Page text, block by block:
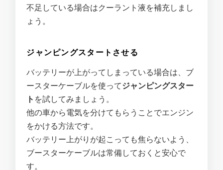
不足している場合はクーラント液を補充しまし
ょう。
ジャンピングスタートさせる
バッテリーが上がってしまっている場合は、ブ
ースターケーブルを使ってジャンピングスター
ト を試してみましょう。
他の車から電気を分けてもらうことでエンジン
をかける方法です。
バッテリー上がりが起こっても焦らないよう、
ブースターケーブルは常備しておくと安心で
す。